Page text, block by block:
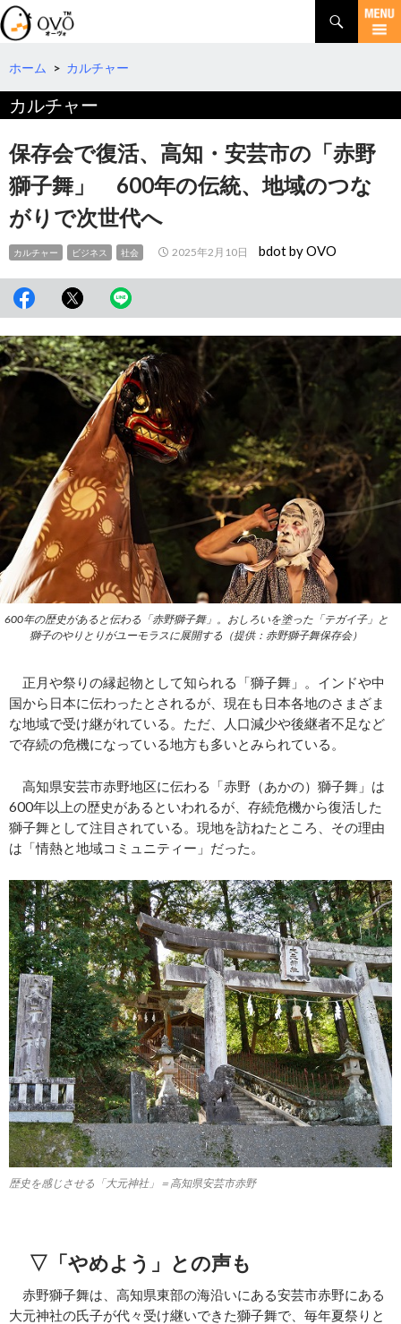
検
索
コ
テ
ツ
へ
ホーム > カルチャー
カルチャー
保存会で復活、高知・安芸市の「赤野
獅子舞」 600年の伝統、地域のつな
がりで次世代へ
カルチャー ビジネス 社会 2025年2月10日 bdot by OVO
600年の歴史があると伝わる「赤野獅子舞」。おしろいを塗った「テガイ子」と
獅子のやりとりがユーモラスに展開する（提供：赤野獅子舞保存会）
正月や祭りの縁起物として知られる「獅子舞」。インドや中
国から日本に伝わったとされるが、現在も日本各地のさまざま
な地域で受け継がれている。ただ、人口減少や後継者不足など
で存続の危機になっている地方も多いとみられている。
高知県安芸市赤野地区に伝わる「赤野（あかの）獅子舞」は
600年以上の歴史があるといわれるが、存続危機から復活した
獅子舞として注目されている。現地を訪ねたところ、その理由
は「情熱と地域コミュニティー」だった。
歴史を感じさせる「大元神社」＝高知県安芸市赤野
▽「やめよう」との声も
赤野獅子舞は、高知県東部の海沿いにある安芸市赤野にある
大元神社の氏子が代々受け継いできた獅子舞で、毎年夏祭りと